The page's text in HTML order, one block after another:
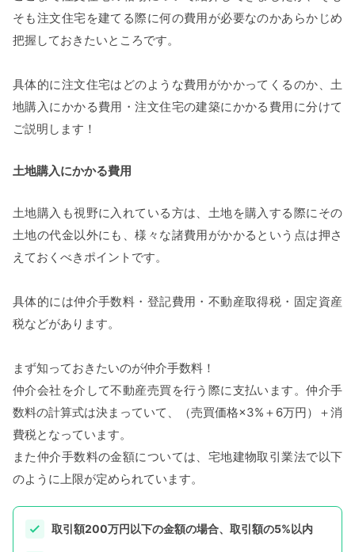
そも注文住宅を建てる際に何の費用が必要なのかあらかじめ
把握しておきたいところです。
具体的に注文住宅はどのような費用がかかってくるのか、土
地購入にかかる費用・注文住宅の建築にかかる費用に分けて
ご説明します！
土地購入にかかる費用
土地購入も視野に入れている方は、土地を購入する際にその
土地の代金以外にも、様々な諸費用がかかるという点は押さ
えておくべきポイントです。
具体的には仲介手数料・登記費用・不動産取得税・固定資産
税などがあります。
まず知っておきたいのが仲介手数料！
仲介会社を介して不動産売買を行う際に支払います。仲介手
数料の計算式は決まっていて、（売買価格×3%＋6万円）＋消
費税となっています。
また仲介手数料の金額については、宅地建物取引業法で以下
のように上限が定められています。
取引額200万円以下の金額の場合、取引額の5%以内